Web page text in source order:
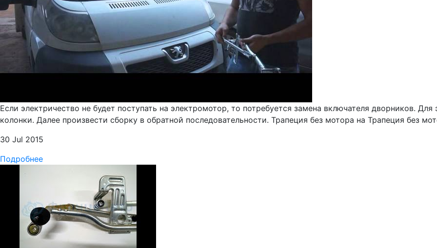
Если электричество не будет поступать на электромотор, то потребуется замена включателя дворников.
колонки. Далее произвести сборку в обратной последовательности. Трапеция без мотора на Трапеция без
30 Jul 2015
Подробнее